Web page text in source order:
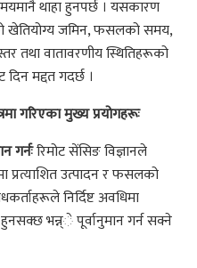
थाहा हुनपर्छ । यसकारण
खेतियोग्य जमिन, फसलको समय,
तथा वातावरणीय स्थितिहरूको
दिन मद्दत गदर्छ ।
गरिएका मुख्य प्रयोगहरूः
गर्नःरिमोट सेंसिङ विज्ञानले
प्रत्याशित उत्पादन र फसलको
निर्दिष्ट अवधिमा
हुनसक्छ भन्न्े पूर्वानुमान गर्न सक्ने